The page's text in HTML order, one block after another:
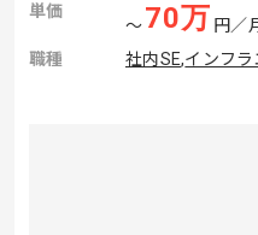
単価
〜70万 円／
職種
社内SE,インフ